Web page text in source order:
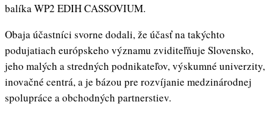
balíka WP2 EDIH CASSOVIUM.
Obaja účastníci svorne dodali, že účasť na takýchto
podujatiach európskeho významu zviditeľňuje Slovensko,
jeho malých a stredných podnikateľov, výskumné univerzity,
inovačné centrá, a je bázou pre rozvíjanie medzinárodnej
spolupráce a obchodných partnerstiev.